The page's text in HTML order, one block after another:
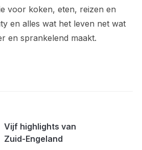
voor koken, eten, reizen en
en alles wat het leven net wat
en sprankelend maakt.
Vijf highlights van
Zuid-Engeland